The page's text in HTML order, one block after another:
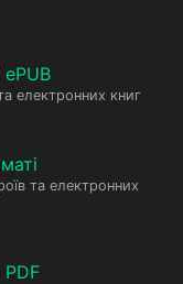
електронних книг
та електронних